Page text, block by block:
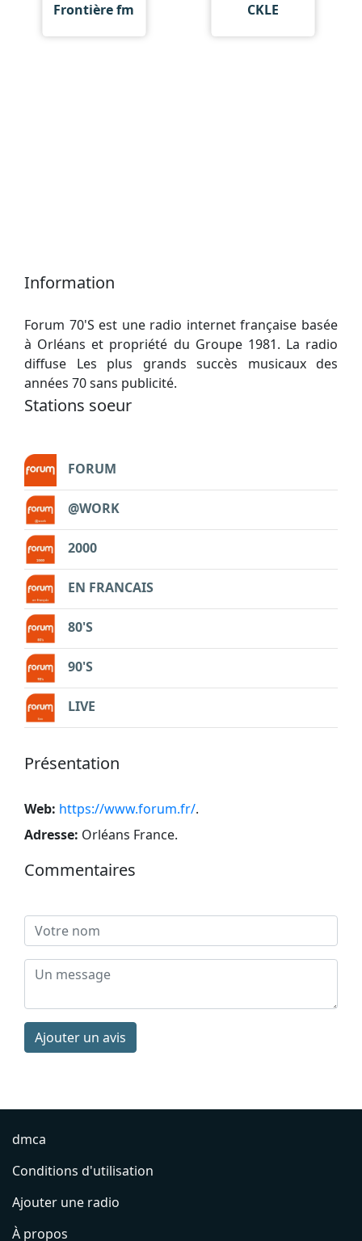
Frontière fm CKLE
Information
Forum 70'S est une radio internet française basée
à Orléans et propriété du Groupe 1981. La radio
diffuse Les plus grands succès musicaux des
années 70 sans publicité.
Stations soeur
FORUM
@WORK
2000
EN FRANCAIS
80'S
90'S
LIVE
Présentation
Web: https://www.forum.fr/.
Adresse: Orléans France.
Commentaires
Ajouter un avis
dmca
Conditions d'utilisation
Ajouter une radio
À propos